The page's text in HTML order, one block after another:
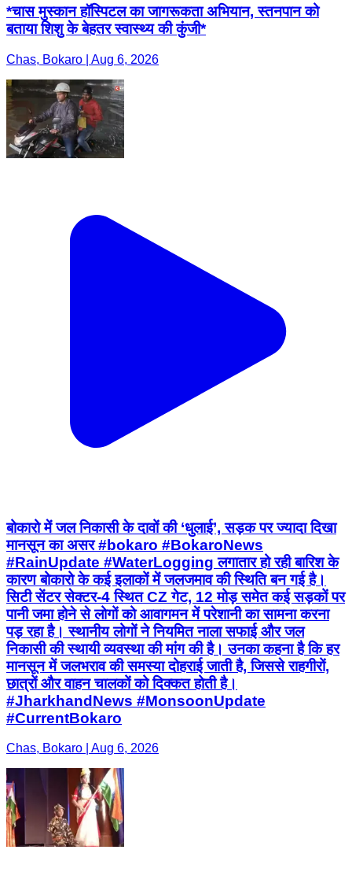
*चास मुस्कान हॉस्पिटल का जागरूकता अभियान, स्तनपान को
बताया शिशु के बेहतर स्वास्थ्य की कुंजी*
Chas, Bokaro | Aug 6, 2026
बोकारो में जल निकासी के दावों की ‘धुलाई’, सड़क पर ज्यादा दिखा
मानसून का असर #bokaro #BokaroNews
#RainUpdate #WaterLogging लगातार हो रही बारिश के
कारण बोकारो के कई इलाकों में जलजमाव की स्थिति बन गई है।
सिटी सेंटर सेक्टर-4 स्थित CZ गेट, 12 मोड़ समेत कई सड़कों पर
पानी जमा होने से लोगों को आवागमन में परेशानी का सामना करना
पड़ रहा है। स्थानीय लोगों ने नियमित नाला सफाई और जल
निकासी की स्थायी व्यवस्था की मांग की है। उनका कहना है कि हर
मानसून में जलभराव की समस्या दोहराई जाती है, जिससे राहगीरों,
छात्रों और वाहन चालकों को दिक्कत होती है।
#JharkhandNews #MonsoonUpdate
#CurrentBokaro
Chas, Bokaro | Aug 6, 2026